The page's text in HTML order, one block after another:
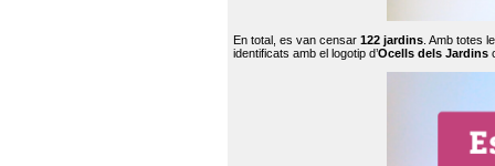
En total, es van censar 122 jardins . Amb totes
identificats amb el logotip d’Ocells dels Jardins